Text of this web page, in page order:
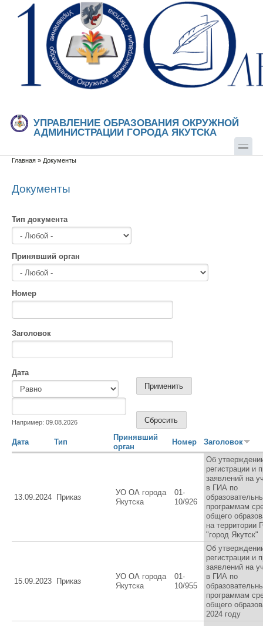
Перейти к основному содержанию
Skip to search
УПРАВЛЕНИЕ ОБРАЗОВАНИЯ ОКРУЖНОЙ
АДМИНИСТРАЦИИ ГОРОДА ЯКУТСКА
Вы здесь
Главная » Документы
Документы
Тип документа
Принявший орган
Номер
Заголовок
Дата
Например: 09.08.2026
Дата Тип
Принявший
орган
Номер Заголовок
13.09.2024 Приказ
УО ОА города
Якутска
01-
10/926
Об
регистрации и
заявлений на
в ГИА по
программам
общего
на территории
"город Якутск"
15.09.2023 Приказ
УО ОА города
Якутска
01-
10/955
Об
регистрации и
заявлений на
в ГИА по
программам
общего
2024 году